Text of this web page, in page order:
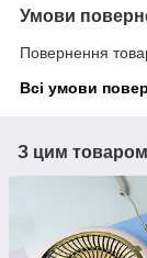
Умови
Повернення
Всі умови
З цим